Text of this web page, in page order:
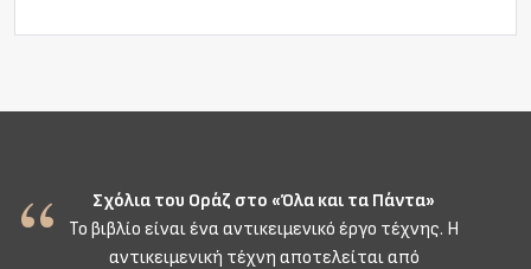
Σχόλια του Οράζ στο «Όλα και τα Πάντα»
Το βιβλίο είναι ένα αντικειμενικό έργο τέχνης. Η
αντικειμενική τέχνη αποτελείται από